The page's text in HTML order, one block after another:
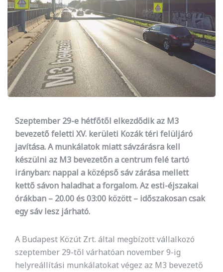
Szeptember 29-e hétfőtől elkezdődik az M3
bevezető feletti XV. kerületi Kozák téri felüljáró
javítása. A munkálatok miatt sávzárásra kell
készülni az M3 bevezetőn a centrum felé tartó
irányban: nappal a középső sáv zárása mellett
kettő sávon haladhat a forgalom. Az esti-éjszakai
órákban – 20.00 és 03:00 között – időszakosan csak
egy sáv lesz járható.
A Budapest Közút Zrt. által megbízott vállalkozó
szeptember 29-től várhatóan november 9-ig
helyreállítási munkálatokat végez az M3 bevezető